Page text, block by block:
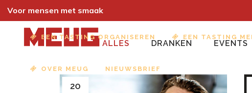
Voor mensen met smaak
EEN TASTING ORGANISEREN EEN TASTING
OVER MEUG NIEUWSBRIEF
ALLES DRANKEN EVENTS
20